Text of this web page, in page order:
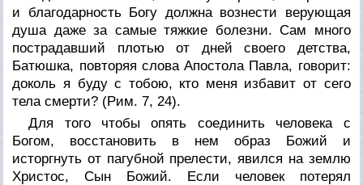
и благодарность Богу должна вознести верующая
душа даже за самые тяжкие болезни. Сам много
пострадавший плотью от дней своего детства,
Батюшка, повторяя слова Апостола Павла, говорит:
доколь я буду с тобою, кто меня избавит от сего
тела смерти? (Рим. 7, 24).
Для того чтобы опять соединить человека с
Богом, восстановить в нем образ Божий и
исторгнуть от пагубной прелести, явился на землю
Христос, Сын Божий. Если человек потерял